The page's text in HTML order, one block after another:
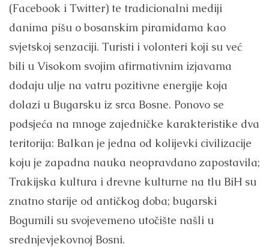
(Facebook i Twitter) te tradicionalni mediji
danima pišu o bosanskim piramidama kao
svjetskoj senzaciji. Turisti i volonteri koji su već
bili u Visokom svojim afirmativnim izjavama
dodaju ulje na vatru pozitivne energije koja
dolazi u Bugarsku iz srca Bosne. Ponovo se
podsjeća na mnoge zajedničke karakteristike dva
teritorija: Balkan je jedna od kolijevki civilizacije
koju je zapadna nauka neopravdano zapostavila;
Trakijska kultura i drevne kulturne na tlu BiH su
znatno starije od antičkog doba; bugarski
Bogumili su svojevemeno utočište našli u
srednjevjekovnoj Bosni.